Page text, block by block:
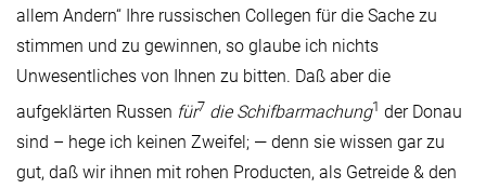
allem Andern“ Ihre russischen Collegen für die Sache zu
stimmen und zu gewinnen, so glaube ich nichts
Unwesentliches von Ihnen zu bitten. Daß aber die
aufgeklärten Russen für7 die Schifbarmachung1 der Donau
sind – hege ich keinen Zweifel; — denn sie wissen gar zu
gut, daß wir ihnen mit rohen Producten, als Getreide & den